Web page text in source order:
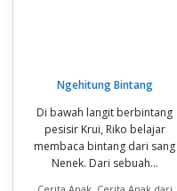
Ngehitung Bintang
Di bawah langit berbintang
pesisir Krui, Riko belajar
membaca bintang dari sang
Nenek. Dari sebuah...